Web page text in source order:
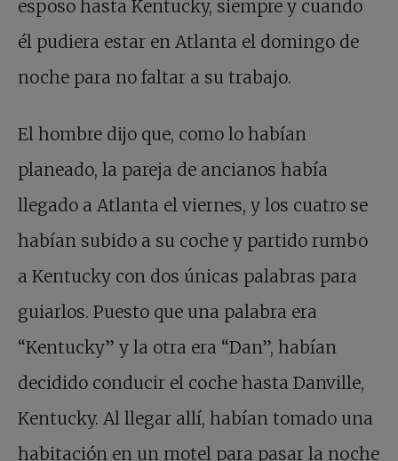
esposo hasta Kentucky, siempre y cuando
él pudiera estar en Atlanta el domingo de
noche para no faltar a su trabajo.
El hombre dijo que, como lo habían
planeado, la pareja de ancianos había
llegado a Atlanta el viernes, y los cuatro se
habían subido a su coche y partido rumbo
a Kentucky con dos únicas palabras para
guiarlos. Puesto que una palabra era
“Kentucky” y la otra era “Dan”, habían
decidido conducir el coche hasta Danville,
Kentucky. Al llegar allí, habían tomado una
habitación en un motel para pasar la noche